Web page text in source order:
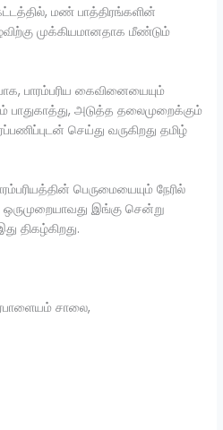
மண் பாத்திரங்களின்
முக்கியமானதாக மீண்டும்
பாரம்பரிய கைவினையையும்
பாதுகாத்து, அடுத்த தலைமுறைக்கும்
செய்து வருகிறது தமிழ்
பெருமையையும் நேரில்
இங்கு சென்று
திகழ்கிறது.
சாலை,